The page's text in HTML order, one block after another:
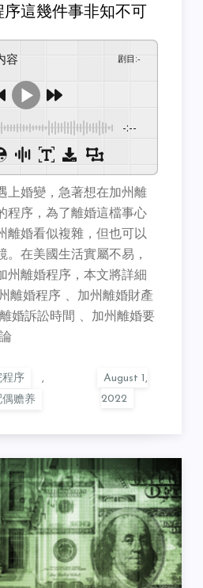
這幾件事非知不可
容 剧目 :-
-:--
上婚變，急著想在加州離
程序，為了離婚這檔事心
離婚看似複雜，但也可以
。在美國生活實屬不易，
州離婚程序，本文將詳細
離婚程序 、加州離婚財產
婚訴訟時間 、加州離婚要
程序
,
偶赡养